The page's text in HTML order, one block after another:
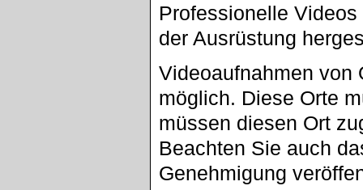
Professionelle
der Ausrüstung
Videoaufnahmen von
möglich. Diese Orte
müssen diesen Ort
Beachten Sie auch
Genehmigung